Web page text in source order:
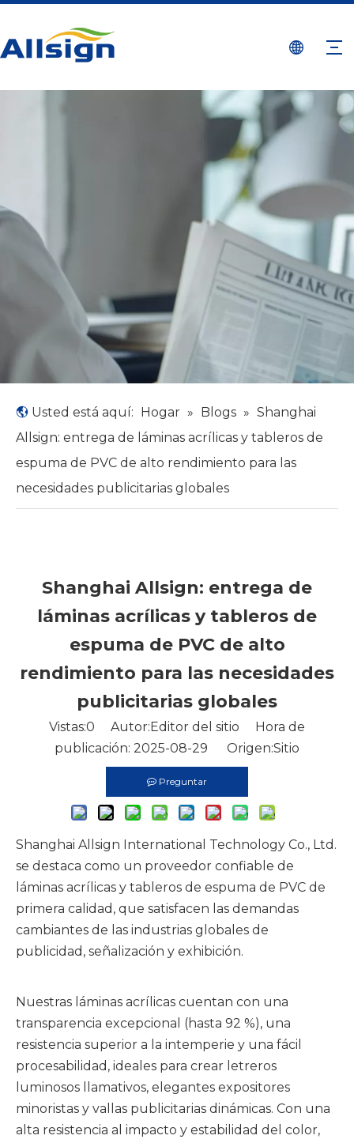
Usted está aquí: Hogar » Blogs » Shanghai
Allsign: entrega de láminas acrílicas y tableros de
espuma de PVC de alto rendimiento para las
necesidades publicitarias globales
Shanghai Allsign: entrega de
láminas acrílicas y tableros de
espuma de PVC de alto
rendimiento para las necesidades
publicitarias globales
Vistas:0 Autor:Editor del sitio Hora de
publicación: 2025-08-29 Origen:Sitio
Preguntar
Shanghai Allsign International Technology Co., Ltd.
se destaca como un proveedor confiable de
láminas acrílicas y tableros de espuma de PVC de
primera calidad, que satisfacen las demandas
cambiantes de las industrias globales de
publicidad, señalización y exhibición.
Nuestras láminas acrílicas cuentan con una
transparencia excepcional (hasta 92 %), una
resistencia superior a la intemperie y una fácil
procesabilidad, ideales para crear letreros
luminosos llamativos, elegantes expositores
minoristas y vallas publicitarias dinámicas. Con una
alta resistencia al impacto y estabilidad del color,